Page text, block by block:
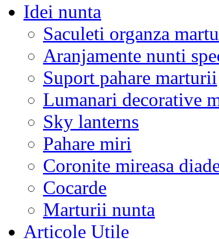
Idei nunta
Saculeti organza
Aranjamente nunti
Suport pahare marturii
Lumanari decorative
Sky lanterns
Pahare miri
Coronite mireasa
Cocarde
Marturii nunta
Articole Utile